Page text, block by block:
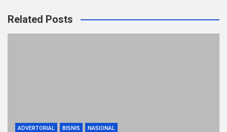
Related Posts
ADVERTORIAL BISNIS NASIONAL